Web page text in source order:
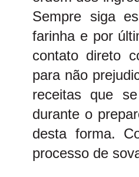
Sempre siga
farinha e por
contato direto
para não
receitas que
durante o
desta forma.
processo de